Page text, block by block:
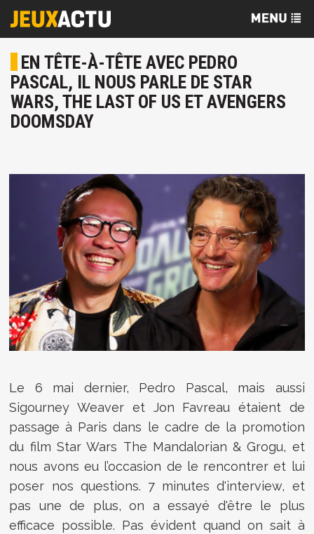
EN TÊTE-À-TÊTE AVEC PEDRO
PASCAL, IL NOUS PARLE DE STAR
WARS, THE LAST OF US ET AVENGERS
DOOMSDAY
Le 6 mai dernier, Pedro Pascal, mais aussi
Sigourney Weaver et Jon Favreau étaient de
passage à Paris dans le cadre de la promotion
du film Star Wars The Mandalorian & Grogu, et
nous avons eu l’occasion de le rencontrer et lui
poser nos questions. 7 minutes d'interview, et
pas une de plus, on a essayé d'être le plus
efficace possible. Pas évident quand on sait à